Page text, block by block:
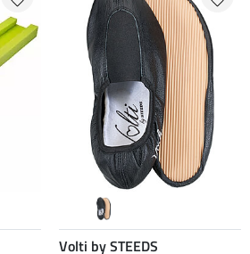
Volti by STEEDS